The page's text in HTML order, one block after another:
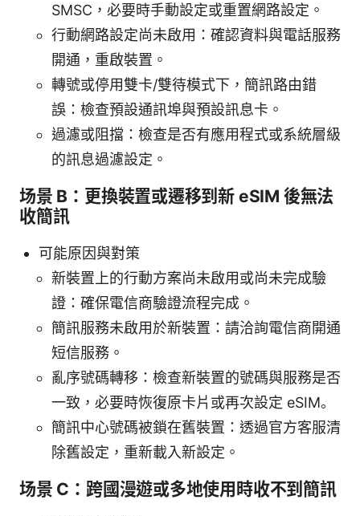
SMSC，必要時手動設定或重置網路設定。
行動網路設定尚未啟用：確認資料與電話服務
開通，重啟裝置。
轉號或停用雙卡/雙待模式下，簡訊路由錯
誤：檢查預設通訊埠與預設訊息卡。
過濾或阻擋：檢查是否有應用程式或系統層級
的訊息過濾設定。
场景 B：更換裝置或遷移到新 eSIM 後無法
收簡訊
可能原因與對策
新裝置上的行動方案尚未啟用或尚未完成驗
證：確保電信商驗證流程完成。
簡訊服務未啟用於新裝置：請洽詢電信商開通
短信服務。
亂序號碼轉移：檢查新裝置的號碼與服務是否
一致，必要時恢復原卡片或再次設定 eSIM。
簡訊中心號碼被鎖在舊裝置：透過官方客服清
除舊設定，重新載入新設定。
场景 C：跨國漫遊或多地使用時收不到簡訊